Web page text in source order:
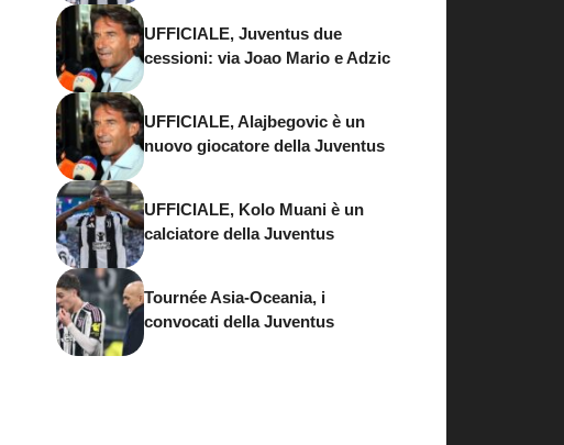
UFFICIALE, Juventus due
cessioni: via Joao Mario e Adzic
UFFICIALE, Alajbegovic è un
nuovo giocatore della Juventus
UFFICIALE, Kolo Muani è un
calciatore della Juventus
Tournée Asia-Oceania, i
convocati della Juventus